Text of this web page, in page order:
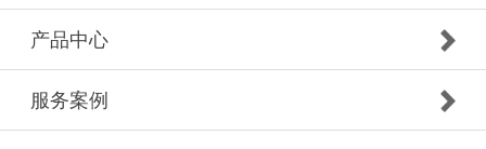
产品中心
服务案例